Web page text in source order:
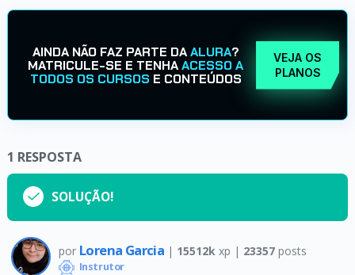
AINDA NÃO FAZ PARTE DAALURA?
MATRICULE-SE E TENHAACESSO A
TODOS OS CURSOS E CONTEÚDOS
VEJA OS
PLANOS
1 RESPOSTA
SOLUÇÃO!
por Lorena Garcia | 15512k xp | 23357posts
Instrutor